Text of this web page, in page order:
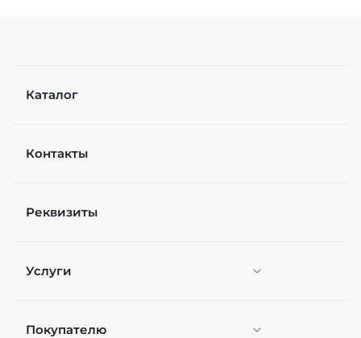
Каталог
Контакты
Реквизиты
Услуги
Персонификация
Покупателю